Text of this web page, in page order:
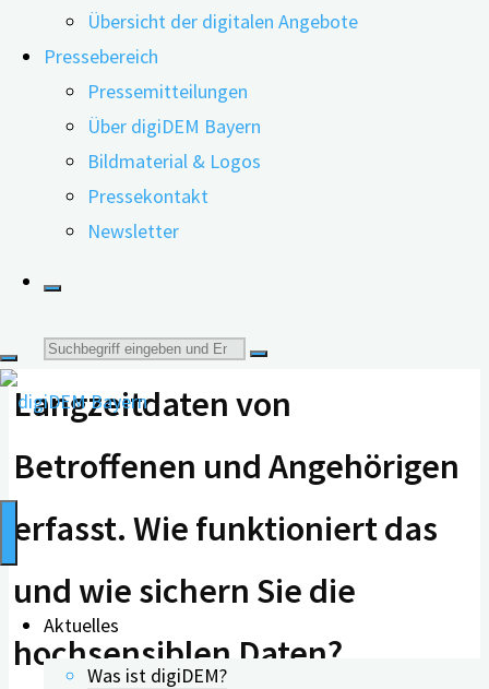
Übersicht der digitalen Angebote
Pressebereich
Pressemitteilungen
Über digiDEM Bayern
Bildmaterial & Logos
Pressekontakt
Newsletter
Suche
nach:
Aktuelles
Was ist digiDEM?
Medizinische Informatik an der Friedrich-
Alexander-Universität Erlangen-Nürnberg.
Eine Säule von digiDEM
Bayern bildet ein digitales
Demenzregister, das
Langzeitdaten von
Betroffenen und Angehörigen
erfasst. Wie funktioniert das
und wie sichern Sie die
hochsensiblen Daten?